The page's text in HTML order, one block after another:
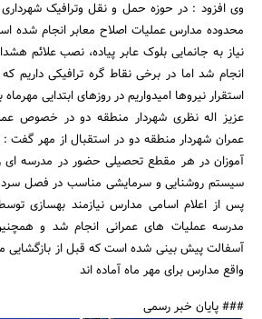
محدوده مدارس عملیات اصلاح معابر انجام
نیاز به جانمایی بلوک عابر پیاده، نصب علائم
انجام شد اما در برخی نقاط گره ترافیکی داریم
استقرار نیروها امیدواریم در روزهای ابتدایی
عزیز اله نظری شهردار منطقه دو در خصوص
عمران شهردار منطقه دو در استقبال از مهر
آموزان در هر مقطع تحصیلی حضور در مدرسه ای
سیستم روشنایی و سرمایشی مناسب در فصل
آسفالت پیش بینی شده است که قبل از بازگشایی
واقع مدارس برای مهر ماه آماده اند
### پایان خبر رسمی